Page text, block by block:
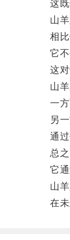
这既保
山羊加
相比传
它不会
这对于
山羊加
一方面
另一方
通过研
总之，
它通过
山羊加
在未来